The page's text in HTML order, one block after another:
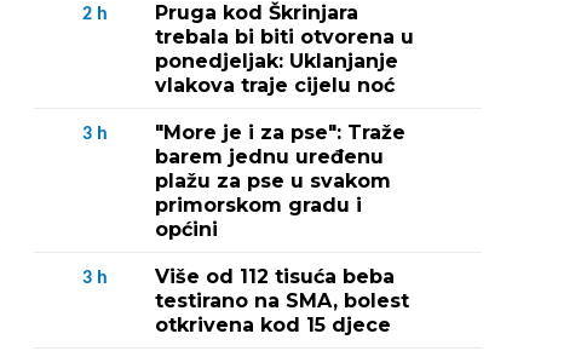
2 h
Pruga kod Škrinjara
trebala bi biti otvorena u
ponedjeljak: Uklanjanje
vlakova traje cijelu noć
3 h
"More je i za pse": Traže
barem jednu uređenu
plažu za pse u svakom
primorskom gradu i
općini
3 h
Više od 112 tisuća beba
testirano na SMA, bolest
otkrivena kod 15 djece